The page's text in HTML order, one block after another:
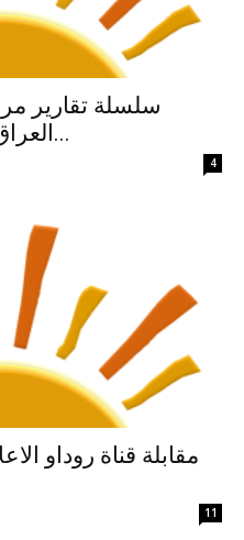
سلسلة تقارير
العراق انتخابات مجلس النواب...
4
مقابلة قناة روداو
11